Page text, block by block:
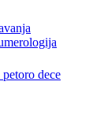
dece